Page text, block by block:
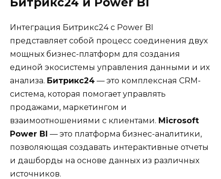
Интеграция Битрикс24 с Power BI
представляет собой процесс соединения двух
мощных бизнес-платформ для создания
единой экосистемы управления данными и их
анализа. Битрикс24 — это комплексная CRM-
система, которая помогает управлять
продажами, маркетингом и
взаимоотношениями с клиентами. Microsoft
Power BI — это платформа бизнес-аналитики,
позволяющая создавать интерактивные отчеты
и дашборды на основе данных из различных
источников.